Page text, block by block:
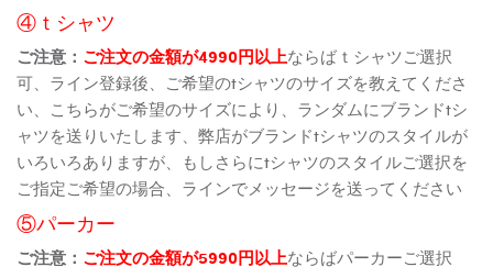
④ｔシャツ
ご注意： ご注文の金額が4990円以上ならばｔシャツご選択
可、ライン登録後、ご希望のtシャツのサイズを教えてくださ
い、こちらがご希望のサイズにより、ランダムにブランドtシ
ャツを送りいたします、弊店がブランドtシャツのスタイルが
いろいろありますが、もしさらにtシャツのスタイルご選択を
ご指定ご希望の場合、ラインでメッセージを送ってください
⑤パーカー
ご注意： ご注文の金額が5990円以上ならばパーカーご選択